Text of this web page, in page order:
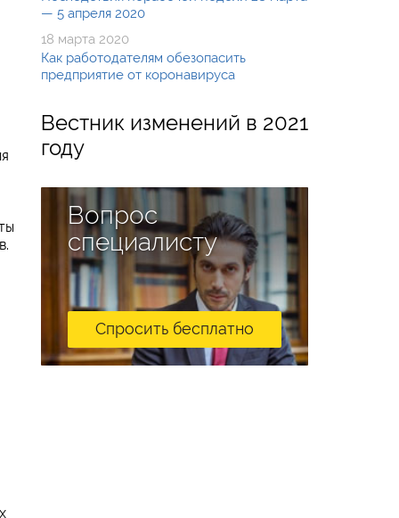
— 5 апреля 2020
18 марта 2020
Как работодателям обезопасить
предприятие от коронавируса
Вестник изменений в 2021
году
Вопрос
специалисту
Спросить бесплатно